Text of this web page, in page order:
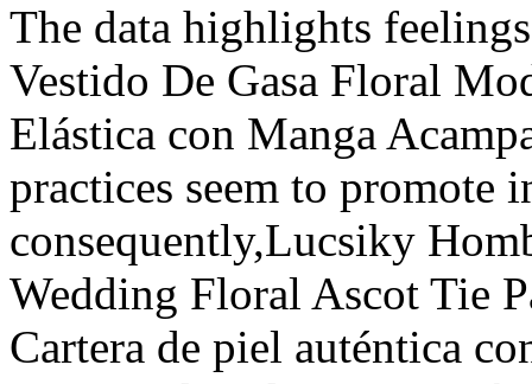
The data highlights
Vestido De Gasa Floral
Elástica con Manga
practices seem to promote
consequently,Lucsiky
Wedding Floral Ascot Tie
Cartera de piel auténtica